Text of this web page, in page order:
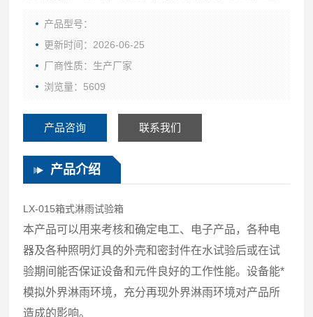
设计有蓄水箱，试验用水可以重复循环利用，大大降低了试验
成本。
产品型号：
更新时间：2026-06-25
厂商性质：生产厂家
浏览量：5609
产品咨询 联系我们
产品介绍
LX-015箱式淋雨试验箱
本产品可以用来考核和确定电工、电子产品，各种电
器及各种照明灯具的外壳和密封件在水试验后或在试
验期间能否保证设备和元件良好的工作性能。设备能*
模拟外界淋雨环境，充分再现外界淋雨环境对产品所
造成的影响。